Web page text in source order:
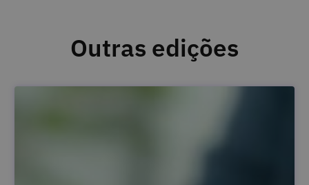
Outras edições